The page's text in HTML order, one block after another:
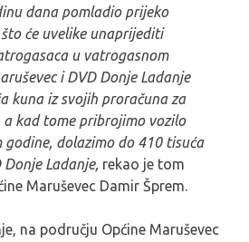
dana pomladio prijeko
će uvelike unaprijediti
u vatrogasnom
i DVD Donje Ladanje
kuna iz svojih proračuna za
kad tome pribrojimo vozilo
dolazimo do 410 tisuća
Ladanje, rekao je tom
Maruševec Damir Šprem.
na području Općine Maruševec